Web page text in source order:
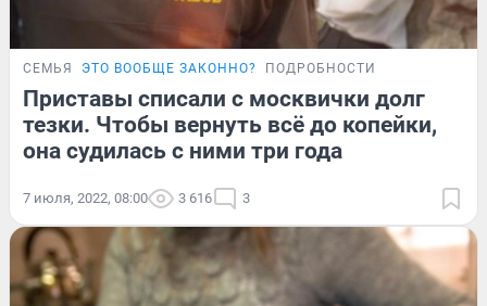
СЕМЬЯ ЭТО ВООБЩЕ ЗАКОННО? ПОДРОБНОСТИ
Приставы списали с москвички долг
тезки. Чтобы вернуть всё до копейки,
она судилась с ними три года
7 июля, 2022, 08:00 3 616 3